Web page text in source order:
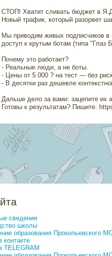
СТОП! Хватит сливать бюджет в
Новый трафик, который разорвет
Мы приводим живых подписчиков
доступ к крутым ботам (типа "Глаз
Почему это работает?
- Реальные люди, а не боты.
- Цены от 5 000 ? на тест — без
- В десятки раз дешевле
Дальше дело за вами: зацепите их
Готовы к результатам? Пишите:
сведения
школы
образования Прокопьевского
контакте
TELEGRAM